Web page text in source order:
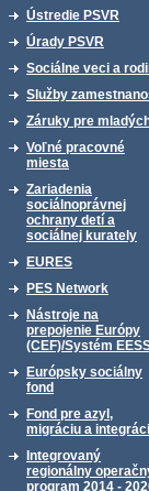
Ústredie PSVR
Úrady PSVR
Sociálne veci a
Služby
Záruky pre
Voľné pracovné
miesta
Zariadenia
sociálnoprávnej
ochrany detí a
sociálnej kurately
EURES
PES Network
Nástroje na
prepojenie Európy
(CEF)/Systém
Európsky sociálny
fond
Fond pre azyl,
migráciu a
Integrovaný
regionálny
program 2014 -